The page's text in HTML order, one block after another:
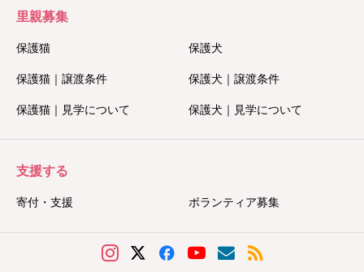
里親募集
保護猫 保護犬
保護猫｜譲渡条件 保護犬｜譲渡条件
保護猫｜見学について 保護犬｜見学について
支援する
寄付・支援 ボランティア募集